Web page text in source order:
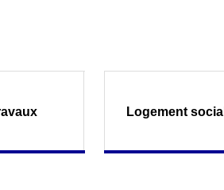
Logement social